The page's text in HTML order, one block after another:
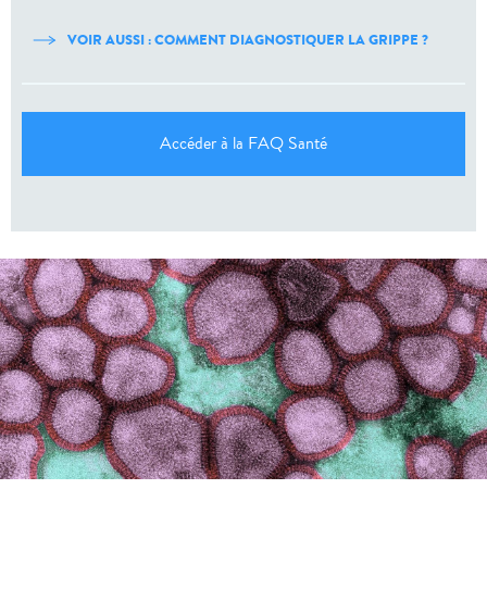
VOIR AUSSI : COMMENT DIAGNOSTIQUER LA GRIPPE ?
Accéder à la FAQ Santé